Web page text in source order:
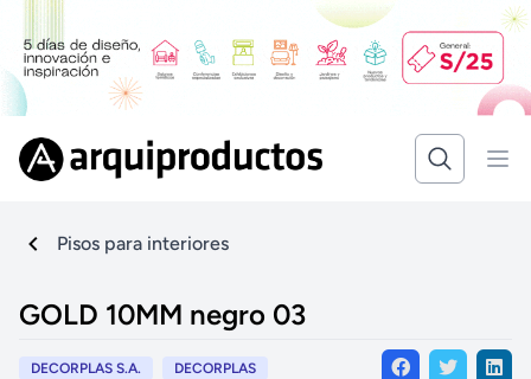
Pisos para interiores
GOLD 10MM negro 03
DECORPLAS S.A. DECORPLAS